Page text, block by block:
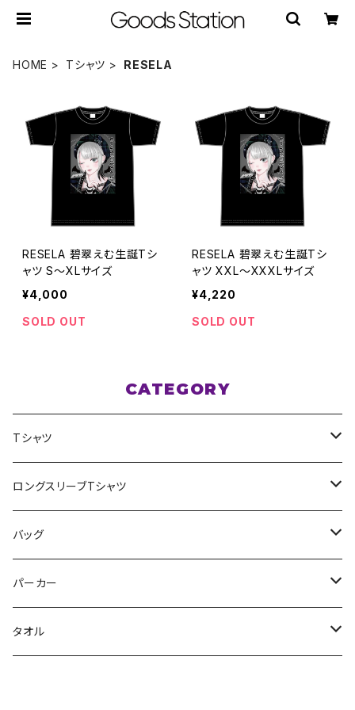
HOME Tシャツ RESELA
RESELA 碧翠えむ生誕Tシ
ャツ S〜XLサイズ
¥4,000
SOLD OUT
RESELA 碧翠えむ生誕Tシ
ャツ XXL〜XXXLサイズ
¥4,220
SOLD OUT
CATEGORY
Tシャツ
スポポポポニー
花いろは
Milky✳︎Sphene
シークレットシャノワール
ロングスリーブTシャツ
HIGH HIGH BEAM
Milky✳︎Sphene
バッグ
サコッシュ
パーカー
スポポポポニー
タオル